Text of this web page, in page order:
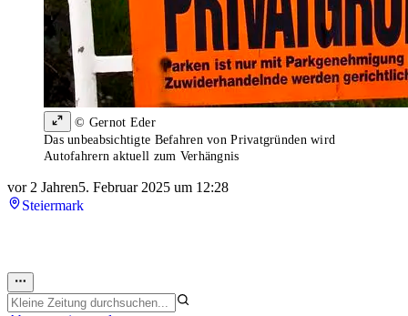
© Gernot Eder
Das unbeabsichtigte Befahren von Privatgründen wird
Autofahrern aktuell zum Verhängnis
vor 2 Jahren5. Februar 2025 um 12:28
Steiermark